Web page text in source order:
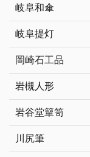
岐阜和傘
岐阜提灯
岡崎石工品
岩槻人形
岩谷堂簞笥
川尻筆